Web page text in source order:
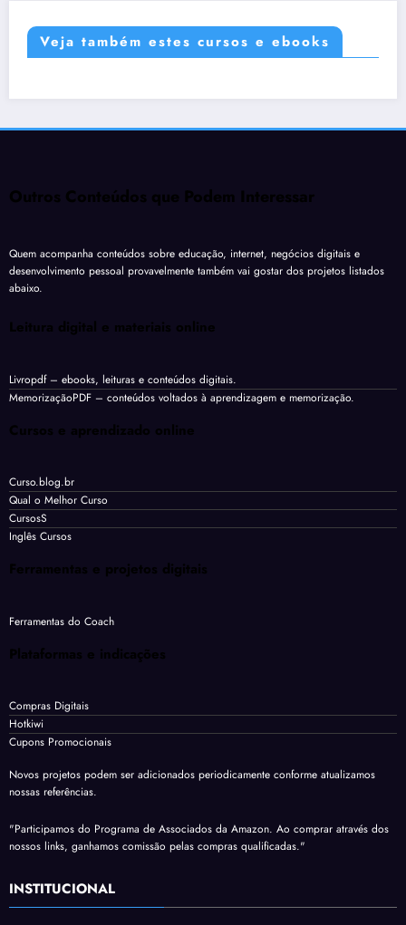
Veja também estes cursos e ebooks
Outros Conteúdos que Podem Interessar
Quem acompanha conteúdos sobre educação, internet, negócios digitais e
desenvolvimento pessoal provavelmente também vai gostar dos projetos listados
abaixo.
Leitura digital e materiais online
Livropdf– ebooks, leituras e conteúdos digitais.
MemorizaçãoPDF – conteúdos voltados à aprendizagem e memorização.
Cursos e aprendizado online
Curso.blog.br
Qual o Melhor Curso
CursosS
Inglês Cursos
Ferramentas e projetos digitais
Ferramentas do Coach
Plataformas e indicações
Compras Digitais
Hotkiwi
Cupons Promocionais
Novos projetos podem ser adicionados periodicamente conforme atualizamos
nossas referências.
"Participamos do Programa de Associados da Amazon. Ao comprar através dos
nossos links, ganhamos comissão pelas compras qualificadas."
INSTITUCIONAL